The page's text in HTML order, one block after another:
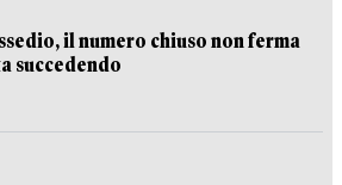
il numero chiuso non ferma
succedendo